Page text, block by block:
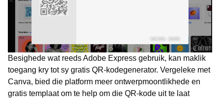
Besighede wat reeds Adobe Express gebruik, kan maklik
toegang kry tot sy gratis QR-kodegenerator. Vergeleke met
Canva, bied die platform meer ontwerpmoontlikhede en
gratis templaat om te help om die QR-kode uit te laat